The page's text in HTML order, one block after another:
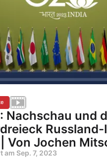
Nachschau und
Von Jochen
am Sep. 7, 2023